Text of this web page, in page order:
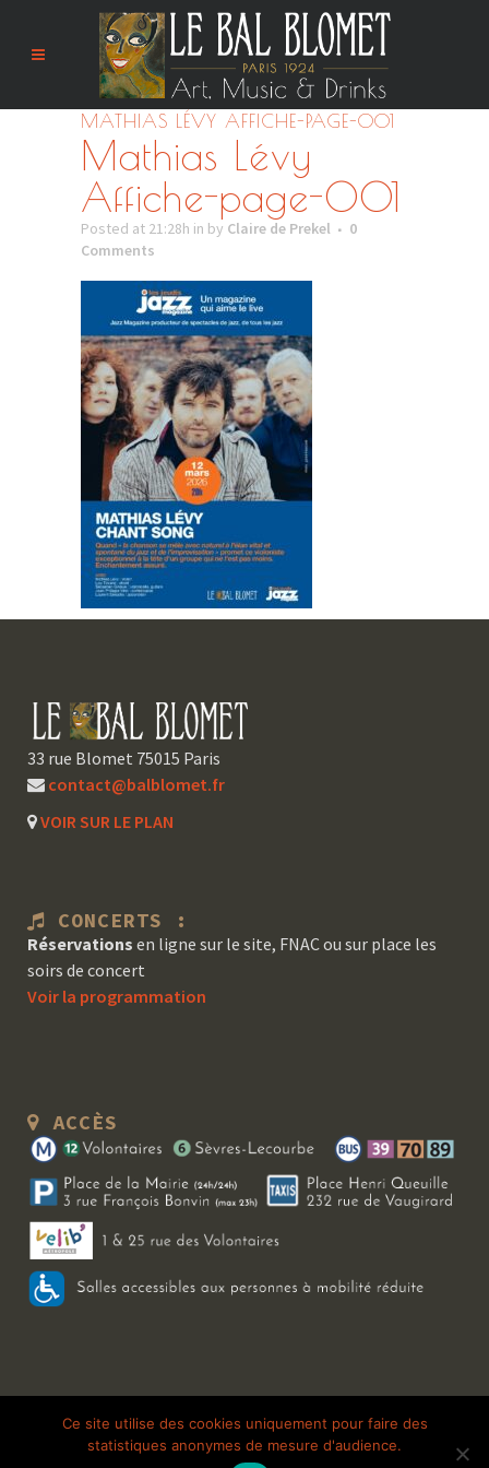
MATHIAS LÉVY AFFICHE-PAGE-001
Mathias Lévy
Affiche-page-001
Posted at 21:28h in by Claire de Prekel
0
Comments
33 rue Blomet 75015 Paris
contact@balblomet.fr
VOIR SUR LE PLAN
CONCERTS :
Réservations en ligne sur le site, FNAC ou sur place les
soirs de concert
Voir la programmation
ACCÈS
Copyright 2026 Le Bal Blomet | Tous droits réservés | Mentions légales
Galerie photo
Ce site utilise des cookies uniquement pour faire des
statistiques anonymes de mesure d'audience.